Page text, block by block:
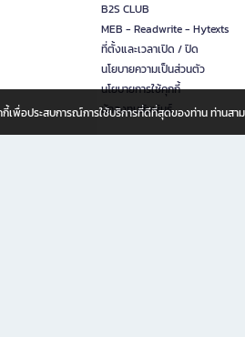
B2S CLUB
MEB - Readwrite - Hytexts
ที่ตั้งและเวลาเปิด / ปิด
นโยบายความเป็นส่วนตัว
นโยบายการใช้คุกกี้
นักลงทุนสัมพันธ์
กี้เพื่อประสบการณ์การใช้บริการที่ดีที่สุดของท่าน ท่านส